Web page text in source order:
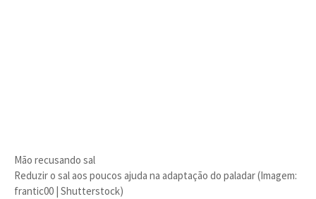
Mão recusando sal
Reduzir o sal aos poucos ajuda na adaptação do paladar (Imagem:
frantic00 | Shutterstock)